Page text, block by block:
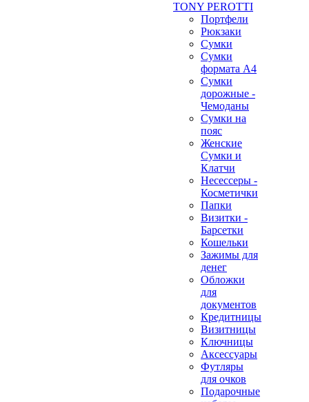
TONY PEROTTI
Портфели
Рюкзаки
Сумки
Сумки
формата А4
Сумки
дорожные -
Чемоданы
Сумки на
пояс
Женские
Сумки и
Клатчи
Несессеры -
Косметички
Папки
Визитки -
Барсетки
Кошельки
Зажимы для
денег
Обложки
для
документов
Кредитницы
Визитницы
Ключницы
Аксессуары
Футляры
для очков
Подарочные